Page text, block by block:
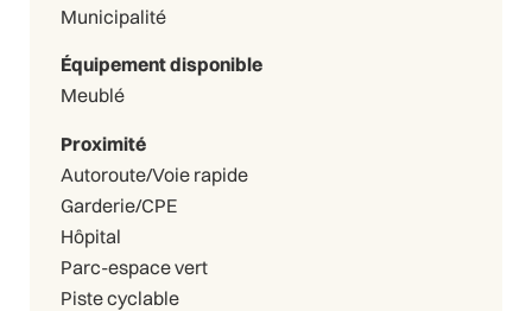
Municipalité
Équipement disponible
Meublé
Proximité
Autoroute/Voie rapide
Garderie/CPE
Hôpital
Parc-espace vert
Piste cyclable